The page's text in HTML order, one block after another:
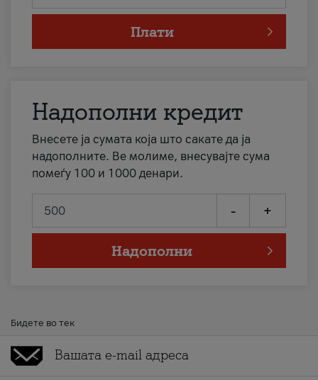
Плати
Надополни кредит
Внесете ја сумата која што сакате да ја
надополните. Ве молиме, внесувајте сума
помеѓу 100 и 1000 денари.
- +
Надополни
Бидете во тек